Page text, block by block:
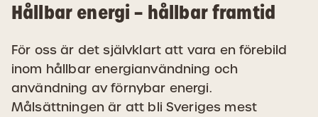
Hållbar energi – hållbar framtid
För oss är det självklart att vara en förebild
inom hållbar energianvändning och
användning av förnybar energi.
Målsättningen är att bli Sveriges mest